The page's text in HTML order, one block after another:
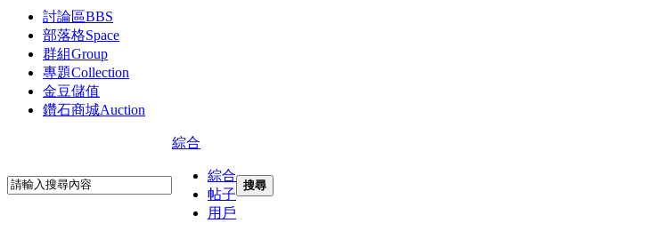
討論區BBS
部落格Space
群組Group
專題Collection
金豆儲值
鑽石商城Auction
綜合
綜合
帖子
用戶
搜尋